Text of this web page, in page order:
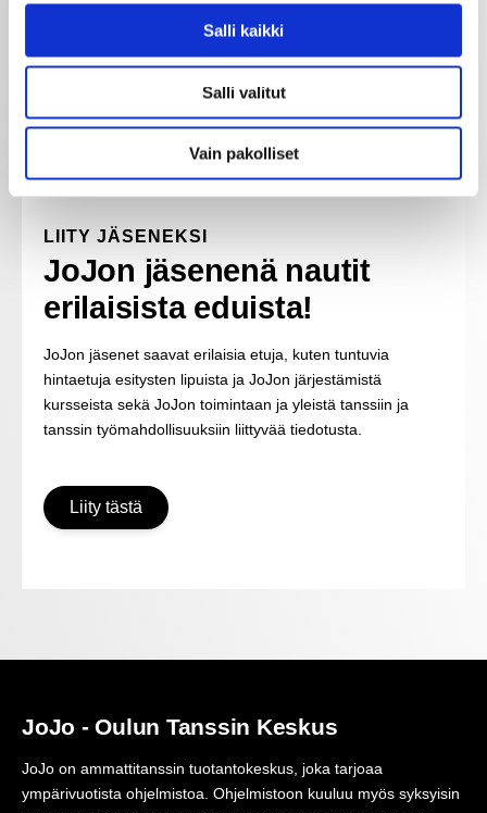
Salli kaikki
Salli valitut
Vain pakolliset
LIITY JÄSENEKSI
JoJon jäsenenä nautit
erilaisista eduista!
JoJon jäsenet saavat erilaisia etuja, kuten tuntuvia
hintaetuja esitysten lipuista ja JoJon järjestämistä
kursseista sekä JoJon toimintaan ja yleistä tanssiin ja
tanssin työmahdollisuuksiin liittyvää tiedotusta.
Liity tästä
JoJo - Oulun Tanssin Keskus
JoJo on ammattitanssin tuotantokeskus, joka tarjoaa
ympärivuotista ohjelmistoa. Ohjelmistoon kuuluu myös syksyisin